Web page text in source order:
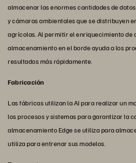
almacenar las enormes cantidades de
y cámaras ambientales que se distribuyen
agrícolas. Al permitir el enriquecimiento de
almacenamiento en el borde ayuda a los
resultados más rápidamente.
Fabricación
Las fábricas utilizan la AI para realizar un
los procesos y sistemas para garantizar la
almacenamiento Edge se utiliza para
utiliza para entrenar sus modelos.